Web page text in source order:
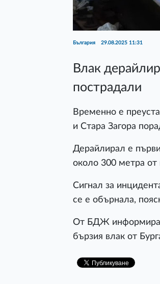
България 29.08.2025 11:31
Влак
пострадали
Временно е
и Стара Загора
Дерайлирал е
около 300 метра от
Сигнал за
се е обърнала,
От БДЖ
бързия влак от